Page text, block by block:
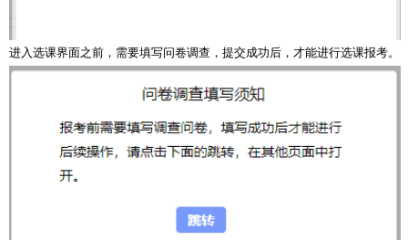
进入选课界面之前，需要填写问卷调查，提交成功后，才能进行选课报考。